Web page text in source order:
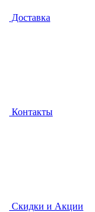
Доставка
Контакты
Скидки и Акции